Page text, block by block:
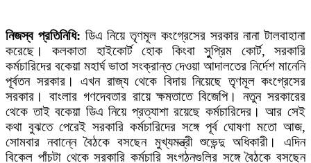
নিজস্ব প্রতিনিধি: ডিএ নিয়ে তৃণমূল কংগ্রেসের সরকার নানা টালবাহানা
করেছে। কলকাতা হাইকোর্ট হোক কিংবা সুুপ্রিম কোর্ট, সরকারি
কর্মচারিদের বকেয়া মহার্ঘ ভাতা সংক্রান্ত দেওয়া আদালতের নির্দেশ মানেনি
পূর্বতন সরকার। এখন রাজ্য থেকে বিদায় নিয়েছে তৃণমূল কংগ্রেসের
সরকার। বাংলার গণদেবতার রায়ে ক্ষমতাতে বিজেপি। নতুন সরকারের
থেকে তাই বকেয়া ডিএ নিয়ে প্রত্যাশা রয়েছে কর্মচারিদের। আর সেই
কথা বুঝতে পেরেই সরকারি কর্মচারিদের সঙ্গে পূর্ব ঘোষণা মতো আজ,
সোমবার নবান্নে বৈঠকে বসছেন মুখ্যমন্ত্রী শুভেন্দু অধিকারী। এদিন
বিকেল পাঁচটা থেকে সরকারি কর্মচারি সংগঠনগুলির সঙ্গে বৈঠকে বসছেন